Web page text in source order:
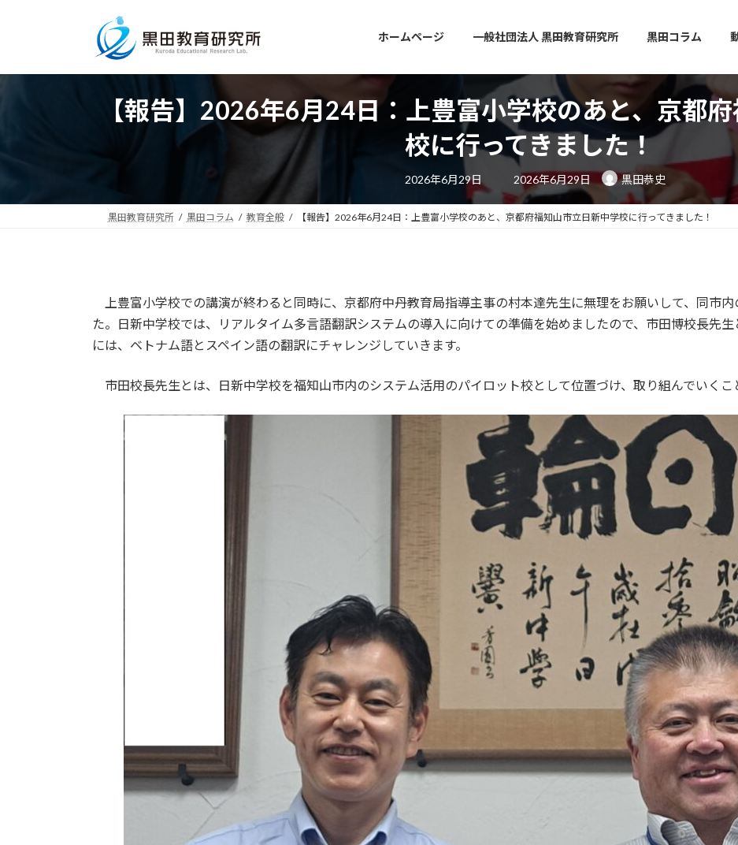
ホームページ 一般社団法人 黒田教育研究所 黒田コラム
【報告】2026年6月24日：上豊富小学校のあと、京都
校に行ってきました！
2026年6月29日
最
終
更
新
日
2026年6月29日 黒田恭史
黒田教育研究所 黒田コラム 教育全般 【報告】2026年6月24日：上豊富小学校のあと、京都府福知山市立日新中学校に行ってきました！
上豊富小学校での講演が終わると同時に、京都府中丹教育局指導主事の村本達先生に無理をお願いして、同市
た。日新中学校では、リアルタイム多言語翻訳システムの導入に向けての準備を始めましたので、市田博校長先
には、ベトナム語とスペイン語の翻訳にチャレンジしていきます。
市田校長先生とは、日新中学校を福知山市内のシステム活用のパイロット校として位置づけ、取り組んでいくこ